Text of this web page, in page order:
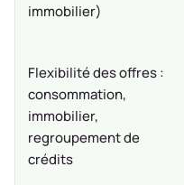
immobilier)
Flexibilité des offres :
consommation,
immobilier,
regroupement de
crédits